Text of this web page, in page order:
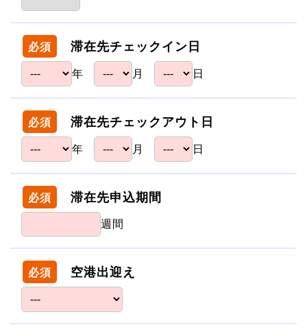
必須 滞在先チェックイン日
年 月 日
必須 滞在先チェックアウト日
年 月 日
必須 滞在先申込期間
週間
必須 空港出迎え